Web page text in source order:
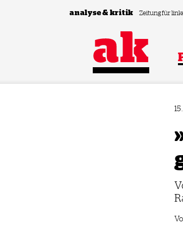
Zum Inhalt springen
analyse & kritik Zeitung für